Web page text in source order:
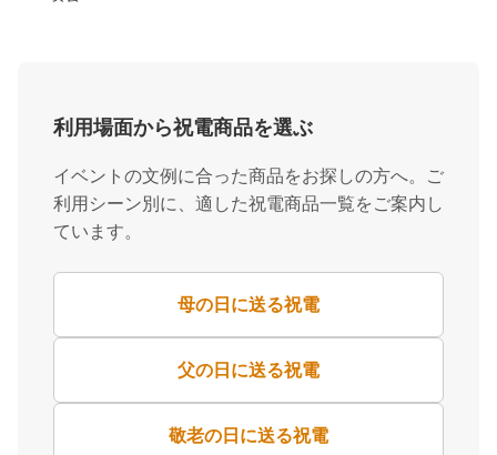
利用場面から祝電商品を選ぶ
イベントの文例に合った商品をお探しの方へ。ご
利用シーン別に、適した祝電商品一覧をご案内し
ています。
母の日に送る祝電
父の日に送る祝電
敬老の日に送る祝電